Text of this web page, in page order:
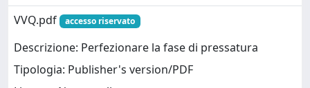
VVQ.pdf
accesso riservato
Descrizione: Perfezionare la fase di pressatura
Tipologia: Publisher's version/PDF